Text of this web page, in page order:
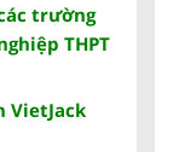
trường
THPT
VietJack